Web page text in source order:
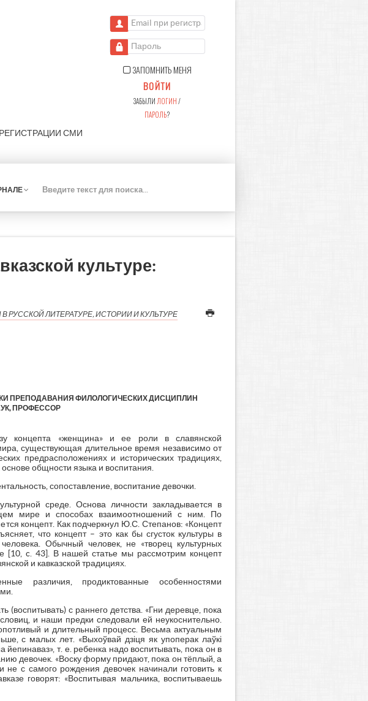
СМИ
Email при регистрации
Пароль
ЗАПОМНИТЬ МЕНЯ
ВОЙТИ
ЗАБЫЛИ ЛОГИН/
ПАРОЛЬ?
К
культуре:
РУССКОЙ ЛИТЕРАТУРЕ, ИСТОРИИ И КУЛЬТУРЕ
ПРЕПОДАВАНИЯ ФИЛОЛОГИЧЕСКИХ ДИСЦИПЛИН
ПРОФЕССОР
концепта «женщина» и ее роли в славянской
существующая длительное время независимо от
предрасположениях и исторических традициях,
общности языка и воспитания.
сопоставление, воспитание девочки.
среде. Основа личности закладывается в
мире и способах взаимоотношений с ним. По
концепт. Как подчеркнул Ю.С. Степанов: «Концепт
что концепт – это как бы сгусток культуры в
Обычный человек, не «творец культурных
[10, c. 43]. В нашей статье мы рассмотрим концепт
и кавказской традициях.
различия, продиктованные особенностями
(воспитывать) с раннего детства. «Гни деревце, пока
и наши предки следовали ей неукоснительно.
и длительный процесс. Весьма актуальным
с малых лет. «Выхоўвай дзіця як упоперак лаўкі
т. е. ребенка надо воспитывать, пока он в
девочек. «Воску форму придают, пока он тёплый, а
с самого рождения девочек начинали готовить к
говорят: «Воспитывая мальчика, воспитываешь